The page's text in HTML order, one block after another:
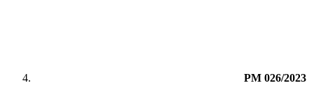
PM 026/2023